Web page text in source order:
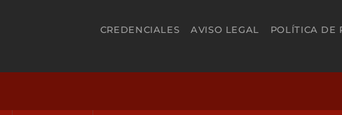
CREDENCIALES AVISO LEGAL POLÍTICA DE